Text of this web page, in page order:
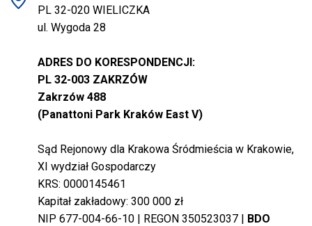
PL 32-020 WIELICZKA
ul. Wygoda 28
ADRES DO KORESPONDENCJI:
PL 32-003 ZAKRZÓW
Zakrzów 488
(Panattoni Park Kraków East V)
Sąd Rejonowy dla Krakowa Śródmieścia w Krakowie,
XI wydział Gospodarczy
KRS: 0000145461
Kapitał zakładowy: 300 000 zł
NIP 677-004-66-10 | REGON 350523037 | BDO